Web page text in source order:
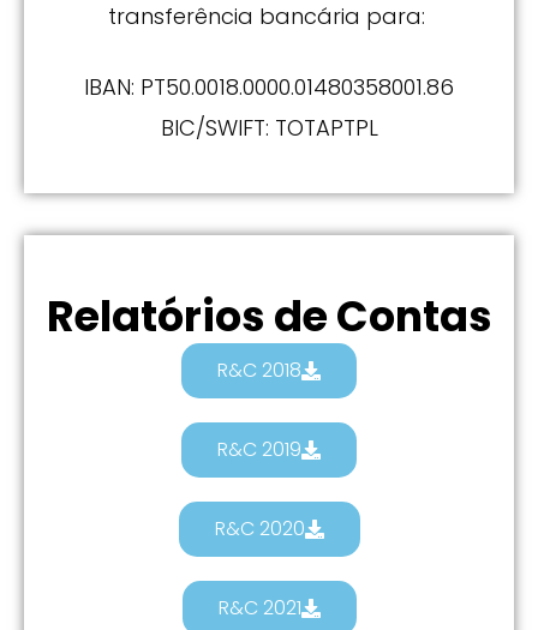
transferência bancária para:
IBAN: PT50.0018.0000.01480358001.86
BIC/SWIFT: TOTAPTPL
Relatórios de Contas
R&C 2018
R&C 2019
R&C 2020
R&C 2021